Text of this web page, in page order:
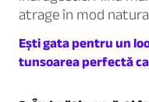
atrage în mod
Ești gata pentru un
tunsoarea perfectă